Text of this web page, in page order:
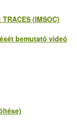
(IMSOC)
bemutató videó